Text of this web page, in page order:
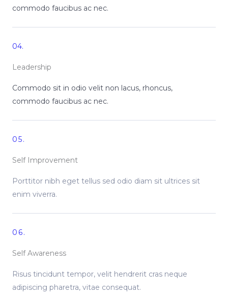
commodo faucibus ac nec.
04.
Leadership
Commodo sit in odio velit non lacus, rhoncus,
commodo faucibus ac nec.
05.
Self Improvement
Porttitor nibh eget tellus sed odio diam sit ultrices sit
enim viverra.
06.
Self Awareness
Risus tincidunt tempor, velit hendrerit cras neque
adipiscing pharetra, vitae consequat.